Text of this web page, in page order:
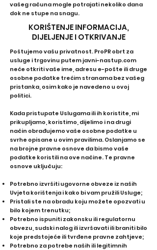
vašeg računa mogle potrajati nekoliko dana
dok ne stupe na snagu.
KORIŠTENJE INFORMACIJA,
DIJELJENJE I OTKRIVANJE
Poštujemo vašu privatnost. ProPR obrt za
usluge i trgovinu putem javni-nastup.com
neće otkriti vaše ime, adresu e-pošte ili druge
osobne podatke trećim stranama bez vašeg
pristanka, osim kako je navedeno u ovoj
politici.
Kada pristupate Uslugama ili ih koristite, mi
prikupljamo, koristimo, dijelimo i na drugi
način obrađujemo vaše osobne podatke u
svrhe opisane u ovim pravilima. Oslanjamo se
na brojne pravne osnove da bismo vaše
podatke koristili na ove načine. Te pravne
osnove uključuju:
Potrebno izvršiti ugovorne obveze iz naših
Uvjeta korištenja i kako bi vam pružili Usluge;
Pristali ste na obradu koju možete opozvati u
bilo kojem trenutku;
Potrebno ispuniti zakonsku ili regulatornu
obvezu, sudski nalog ili izvršavati ili braniti bilo
koje predstojeće ili tvrđene pravne zahtjeve;
Potrebno za potrebe naših ili legitimnih